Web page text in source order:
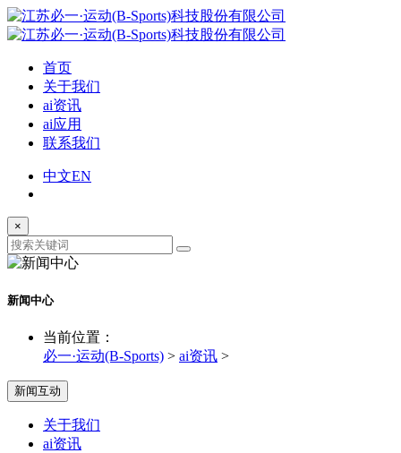
首页
关于我们
ai资讯
ai应用
联系我们
中文EN
×
新闻中心
当前位置：
必一·运动(B-Sports) > ai资讯 >
新闻互动
关于我们
ai资讯